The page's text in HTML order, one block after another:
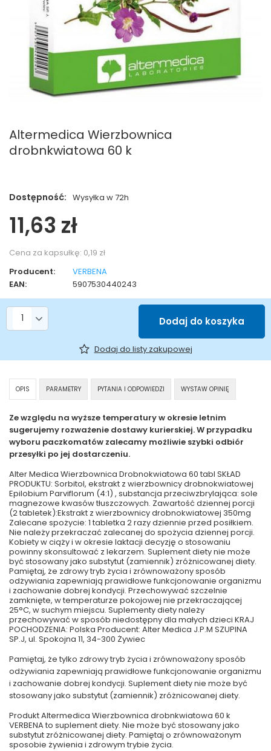
Altermedica Wierzbownica
drobnkwiatowa 60 k
Dostępność: Wysyłka w 72h
11,63 zł
Cena za kapsułkę: 0,19 zł
Producent:
VERBENA
EAN:
5907530440243
Liczba produktów
Dodaj do koszyka
Dodaj do listy zakupowej
OPIS PARAMETRY PYTANIA I ODPOWIEDZI WYSTAW OPINIĘ
Ze względu na wyższe temperatury w okresie letnim
sugerujemy rozważenie dostawy kurierskiej. W przypadku
wyboru paczkomatów zalecamy możliwie szybki odbiór
przesyłki po jej dostarczeniu.
Alter Medica Wierzbownica Drobnokwiatowa 60 tabl SKŁAD
PRODUKTU: Sorbitol, ekstrakt z wierzbownicy drobnokwiatowej
Epilobium Parviflorum (4:1) , substancja przeciwzbrylająca: sole
magnezowe kwasów tłuszczowych. Zawartość dziennej porcji
(2 tabletek):Ekstrakt z wierzbownicy drobnokwiatowej 350mg
Zalecane spożycie: 1 tabletka 2 razy dziennie przed posiłkiem.
Nie należy przekraczać zalecanej do spożycia dziennej porcji.
Kobiety w ciąży i w okresie laktacji decyzję o stosowaniu
powinny skonsultować z lekarzem. Suplement diety nie może
być stosowany jako substytut (zamiennik) zróżnicowanej diety.
Pamiętaj, że zdrowy tryb życia i zrównoważony sposób
odżywiania zapewniają prawidłowe funkcjonowanie organizmu
i zachowanie dobrej kondycji. Przechowywać szczelnie
zamknięte, w temperaturze pokojowej nie przekraczającej
25°C, w suchym miejscu. Suplementy diety należy
przechowywać w sposób niedostępny dla małych dzieci KRAJ
POCHODZENIA: Polska Producent: Alter Medica J.P.M SZUPINA
SP.J, ul. Spokojna 11, 34-300 Żywiec
Pamiętaj, że tylko zdrowy tryb życia i zrównoważony sposób
odżywiania zapewniają prawidłowe funkcjonowanie organizmu
i zachowanie dobrej kondycji. Suplement diety nie może być
stosowany jako substytut (zamiennik) zróżnicowanej diety.
Produkt Altermedica Wierzbownica drobnkwiatowa 60 k
VERBENA to suplement diety. Nie może być stosowany jako
substytut zróżnicowanej diety. Pamiętaj o zrównoważonym
sposobie żywienia i zdrowym trybie życia.